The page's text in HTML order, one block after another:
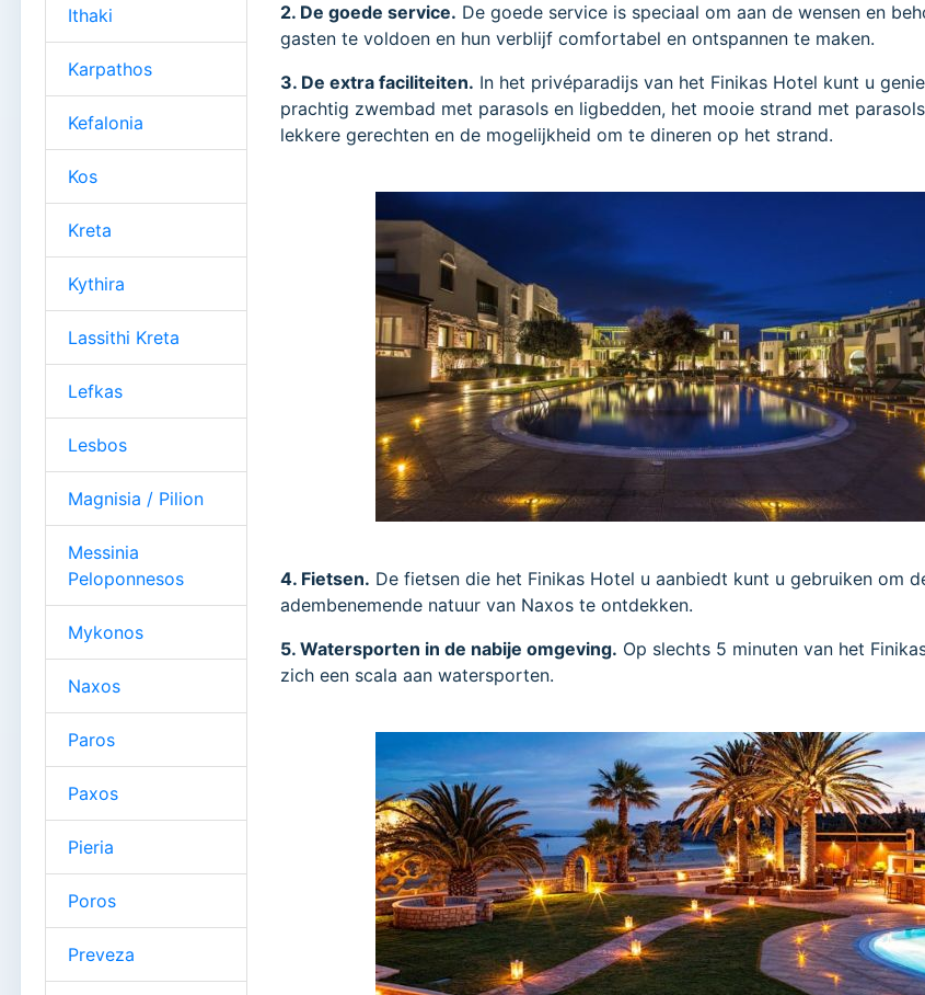
2. De goede service. De goede service is speciaal om aan de wensen en
gasten te voldoen en hun verblijf comfortabel en ontspannen te maken.
3. De extra faciliteiten. In het privéparadijs van het Finikas Hotel kunt u
prachtig zwembad met parasols en ligbedden, het mooie strand met
lekkere gerechten en de mogelijkheid om te dineren op het strand.
4. Fietsen. De fietsen die het Finikas Hotel u aanbiedt kunt u gebruiken om
adembenemende natuur van Naxos te ontdekken.
5. Watersporten in de nabije omgeving. Op slechts 5 minuten van het
zich een scala aan watersporten.
Ithaki
Karpathos
Kefalonia
Kos
Kreta
Kythira
Lassithi Kreta
Lefkas
Lesbos
Magnisia / Pilion
Messinia
Peloponnesos
Mykonos
Naxos
Paros
Paxos
Pieria
Poros
Preveza